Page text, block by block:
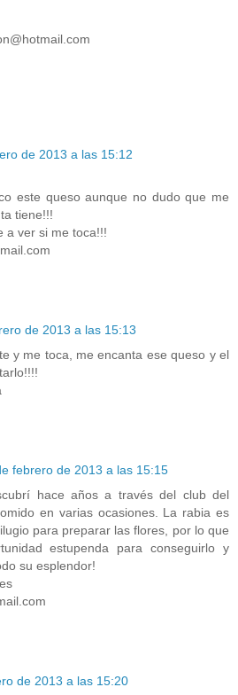
de 2013 a las 15:12
este queso aunque no dudo que me
tiene!!!
a ver si me toca!!!
de 2013 a las 15:13
y me toca, me encanta ese queso y el
febrero de 2013 a las 15:15
hace años a través del club del
en varias ocasiones. La rabia es
para preparar las flores, por lo que
estupenda para conseguirlo y
su esplendor!
de 2013 a las 15:20